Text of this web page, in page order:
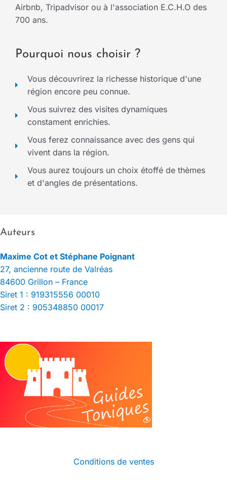
Airbnb, Tripadvisor ou à l'association E.C.H.O des
700 ans.
Pourquoi nous choisir ?
Vous découvrirez la richesse historique d'une
région encore peu connue.
Vous suivrez des visites dynamiques
constament enrichies.
Vous ferez connaissance avec des gens qui
vivent dans la région.
Vous aurez toujours un choix étoffé de thèmes
et d'angles de présentations.
Auteurs
Maxime Cot et Stéphane Poignant
27, ancienne route de Valréas
84600 Grillon – France
Siret 1 : 919315556 00010
Siret 2 : 905348850 00017
Conditions de ventes